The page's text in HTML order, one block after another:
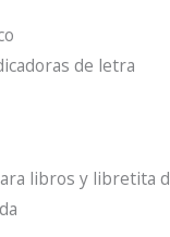
de letra
libros y libretita